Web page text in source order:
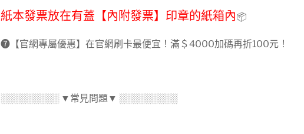
紙本發票放在有蓋【內附發票】印章的紙箱內📦
➐【官網專屬優惠】在官網刷卡最便宜！滿＄4000加碼再折100元！
░░░░░░░░░ ▼常見問題▼ ░░░░░░░░░